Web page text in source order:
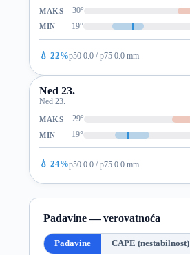
MAKS 30°
MIN 19°
💧 22%p50 0.0 / p75 0.0 mm
Ned 23.
Ned 23.
MAKS 29°
MIN 19°
💧 24%p50 0.0 / p75 0.0 mm
Padavine — verovatnoća
Padavine CAPE (nestabilnost)